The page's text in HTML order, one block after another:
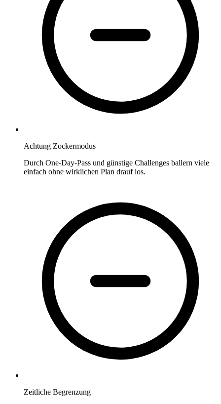
Achtung Zockermodus
Durch One-Day-Pass und günstige Challenges ballern viele
einfach ohne wirklichen Plan drauf los.
Zeitliche Begrenzung